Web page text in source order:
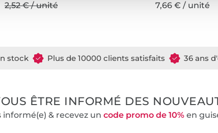
2,52 € / unité
7,66 € / unité
stock Plus de 10000 clients satisfaits 36 ans
ÊTRE INFORMÉ DES
informé(e) & recevez un code promo de 10%en